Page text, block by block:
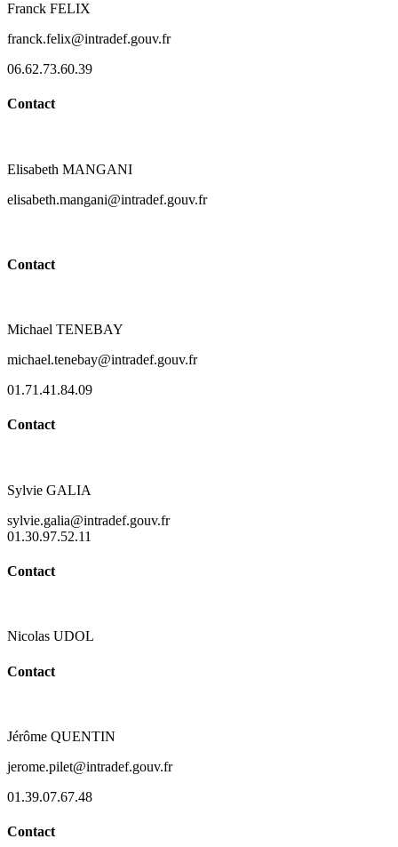
Franck FELIX
franck.felix@intradef.gouv.fr
06.62.73.60.39
Contact
Elisabeth MANGANI
elisabeth.mangani@intradef.gouv.fr
Contact
Michael TENEBAY
michael.tenebay@intradef.gouv.fr
01.71.41.84.09
Contact
Sylvie GALIA
sylvie.galia@intradef.gouv.fr
01.30.97.52.11
Contact
Nicolas UDOL
Contact
Jérôme QUENTIN
jerome.pilet@intradef.gouv.fr
01.39.07.67.48
Contact